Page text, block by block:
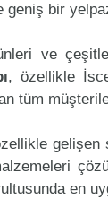
geniş bir
ve
, özellikle
tüm
gelişen
en